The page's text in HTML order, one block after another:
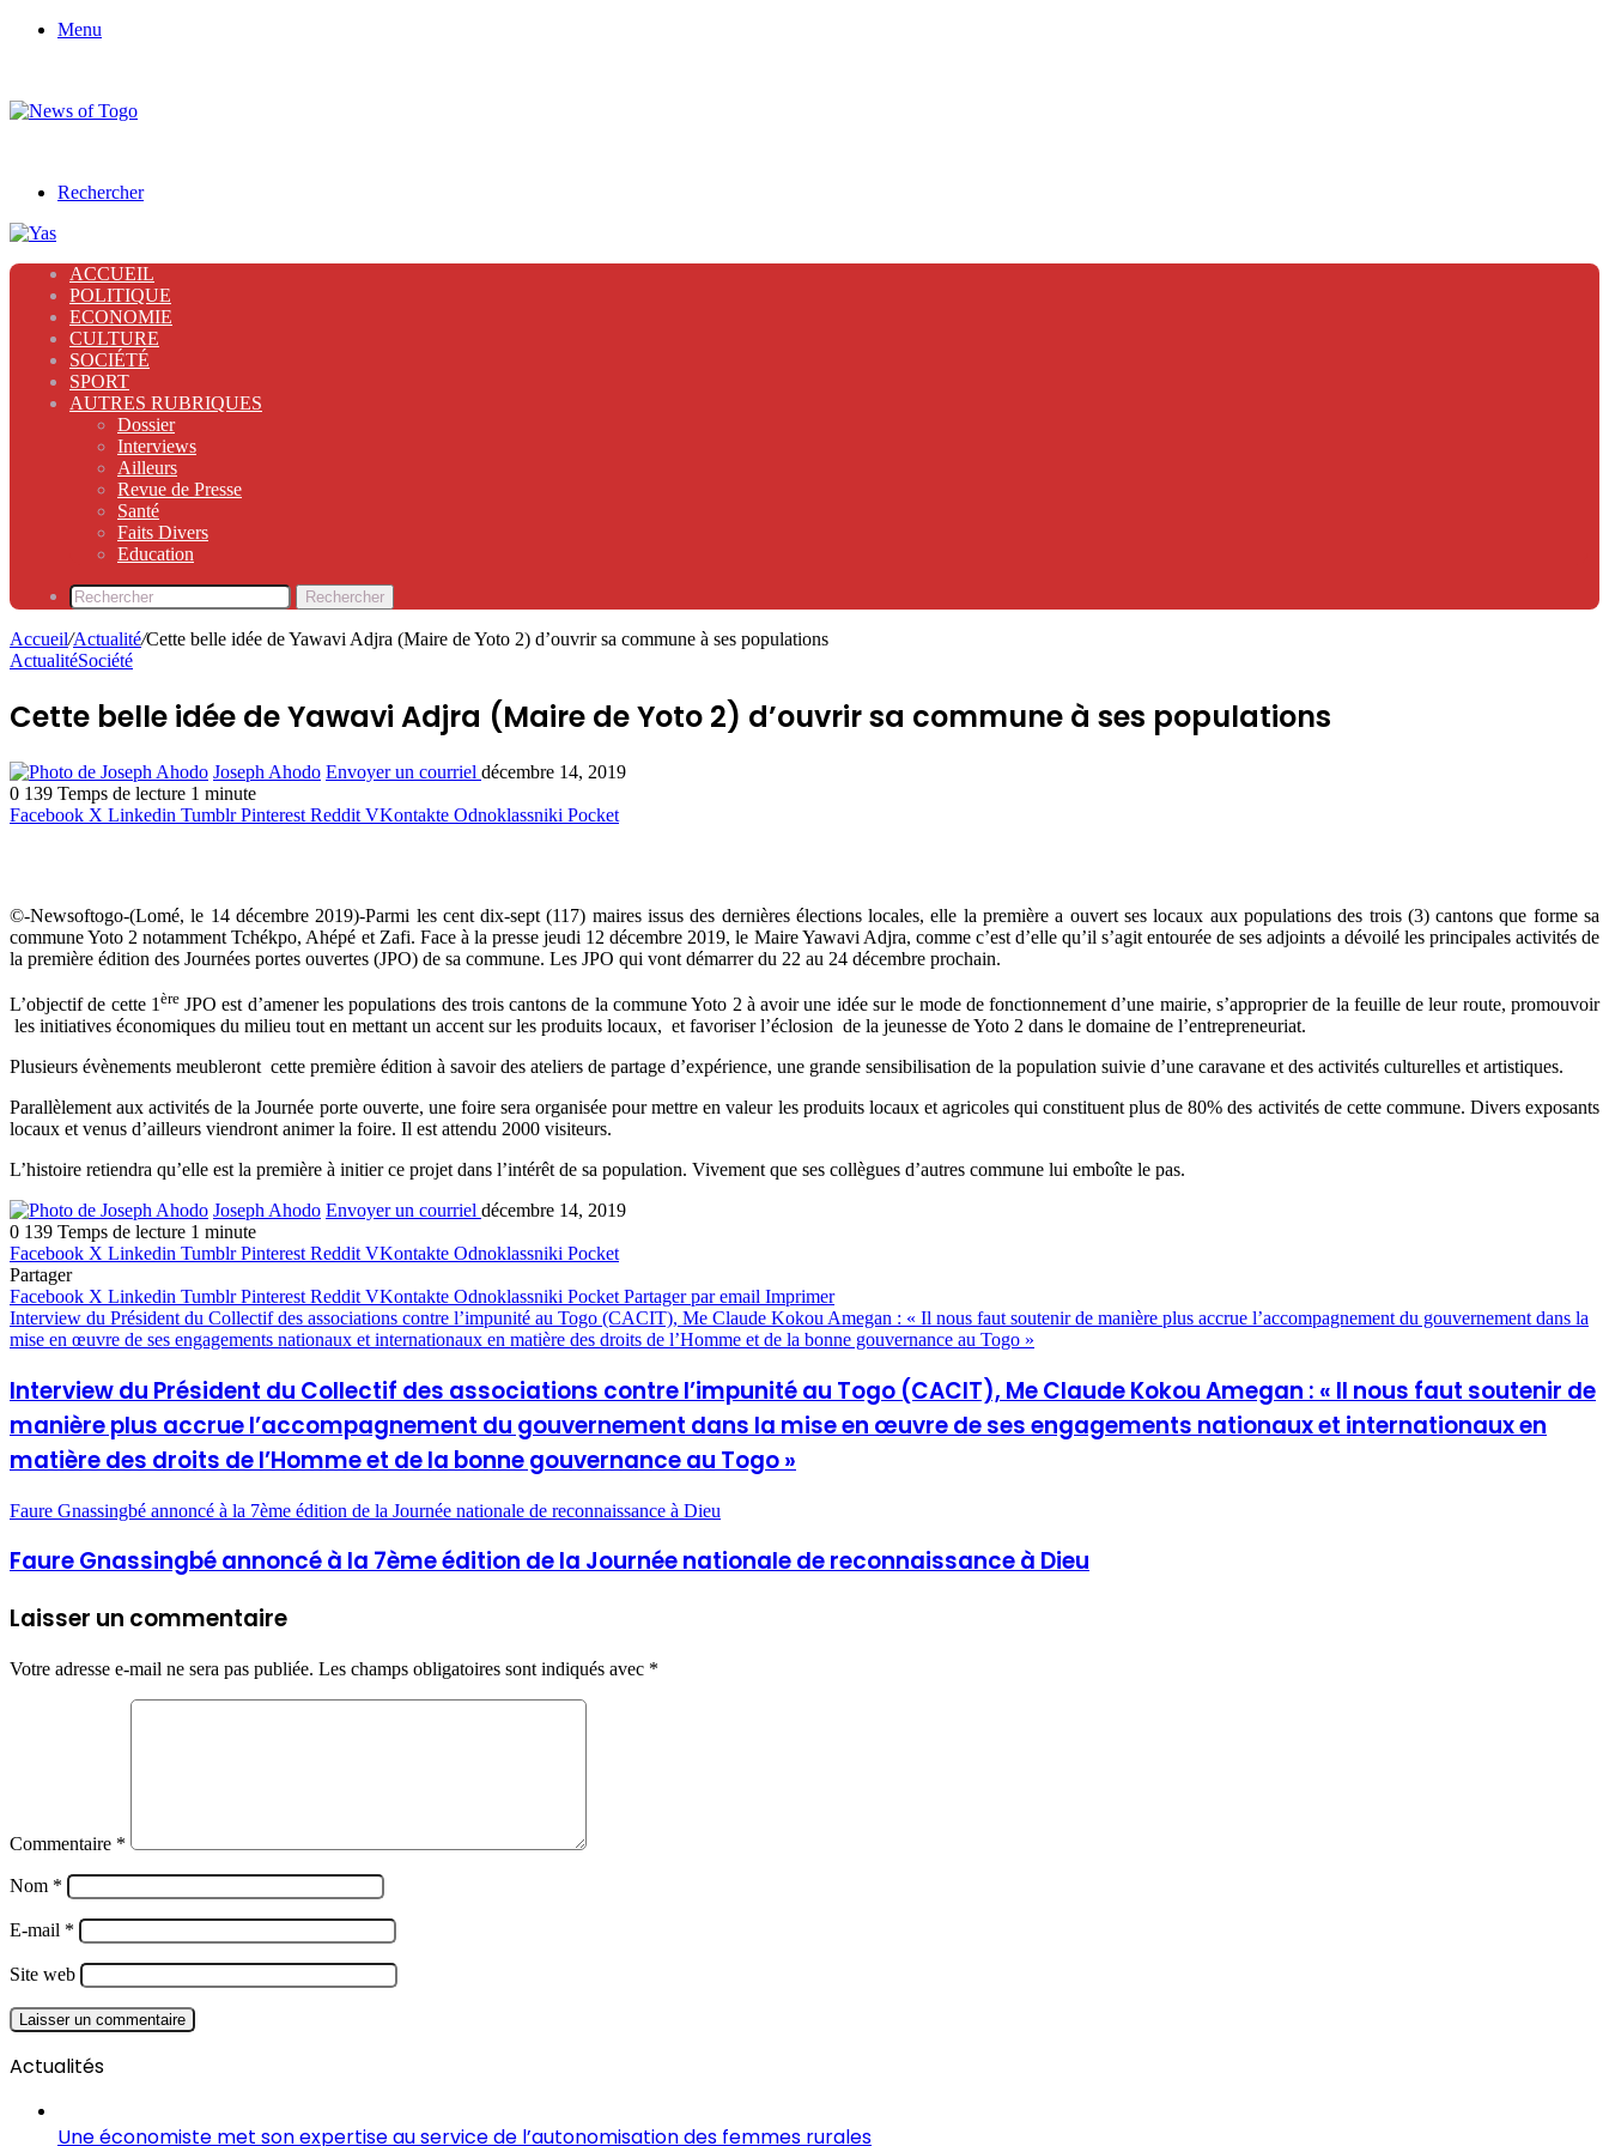
Menu
Rechercher
ACCUEIL
POLITIQUE
ECONOMIE
CULTURE
SOCIÉTÉ
SPORT
AUTRES RUBRIQUES
Dossier
Interviews
Ailleurs
Revue de Presse
Santé
Faits Divers
Education
Rechercher
Accueil/Actualité/Cette belle idée de Yawavi Adjra (Maire de Yoto 2) d’ouvrir sa commune à ses populations
ActualitéSociété
Cette belle idée de Yawavi Adjra (Maire de Yoto 2) d’ouvrir sa commune à ses populations
Joseph Ahodo Envoyer un courriel décembre 14, 2019
0 139 Temps de lecture 1 minute
Facebook X Linkedin Tumblr Pinterest Reddit VKontakte Odnoklassniki Pocket
©-Newsoftogo-(Lomé, le 14 décembre 2019)-Parmi les cent dix-sept (117) maires issus des dernières élections locales, elle la première a ouvert ses locaux aux populations des trois (3) cantons que forme sa
commune Yoto 2 notamment Tchékpo, Ahépé et Zafi. Face à la presse jeudi 12 décembre 2019, le Maire Yawavi Adjra, comme c’est d’elle qu’il s’agit entourée de ses adjoints a dévoilé les principales activités de
la première édition des Journées portes ouvertes (JPO) de sa commune. Les JPO qui vont démarrer du 22 au 24 décembre prochain.
L’objectif de cette 1 èreJPO est d’amener les populations des trois cantons de la commune Yoto 2 à avoir une idée sur le mode de fonctionnement d’une mairie, s’approprier de la feuille de leur route, promouvoir
les initiatives économiques du milieu tout en mettant un accent sur les produits locaux, et favoriser l’éclosion de la jeunesse de Yoto 2 dans le domaine de l’entrepreneuriat.
Plusieurs évènements meubleront cette première édition à savoir des ateliers de partage d’expérience, une grande sensibilisation de la population suivie d’une caravane et des activités culturelles et artistiques.
Parallèlement aux activités de la Journée porte ouverte, une foire sera organisée pour mettre en valeur les produits locaux et agricoles qui constituent plus de 80% des activités de cette commune. Divers exposants
locaux et venus d’ailleurs viendront animer la foire. Il est attendu 2000 visiteurs.
L’histoire retiendra qu’elle est la première à initier ce projet dans l’intérêt de sa population. Vivement que ses collègues d’autres commune lui emboîte le pas.
Joseph Ahodo Envoyer un courriel décembre 14, 2019
0 139 Temps de lecture 1 minute
Facebook X Linkedin Tumblr Pinterest Reddit VKontakte Odnoklassniki Pocket
Partager
Facebook X Linkedin Tumblr Pinterest Reddit VKontakte Odnoklassniki Pocket Partager par email Imprimer
Interview du Président du Collectif des associations contre l’impunité au Togo (CACIT), Me Claude Kokou Amegan : « Il nous faut soutenir de manière plus accrue l’accompagnement du gouvernement dans la
mise en œuvre de ses engagements nationaux et internationaux en matière des droits de l’Homme et de la bonne gouvernance au Togo »
Interview du Président du Collectif des associations contre l’impunité au Togo (CACIT), Me Claude Kokou Amegan : « Il nous faut soutenir de
manière plus accrue l’accompagnement du gouvernement dans la mise en œuvre de ses engagements nationaux et internationaux en
matière des droits de l’Homme et de la bonne gouvernance au Togo »
Faure Gnassingbé annoncé à la 7ème édition de la Journée nationale de reconnaissance à Dieu
Faure Gnassingbé annoncé à la 7ème édition de la Journée nationale de reconnaissance à Dieu
Laisser un commentaire
Votre adresse e-mail ne sera pas publiée. Les champs obligatoires sont indiqués avec *
Commentaire *
Nom *
E-mail *
Site web
Actualités
Une économiste met son expertise au service de l’autonomisation des femmes rurales